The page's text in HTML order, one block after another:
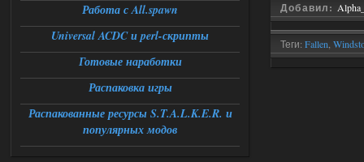
Добавил:
Теги: Fallen
DEDULYA-1967
Поставил на чистый сталкер
вылет [error]Arguments :
msg_box_kicked_by_server:picture
Ответить ➤
Спавнер + Правки + Античит - Dead
City Final
Работа с All.spawn
Universal ACDC и perl-скрипты
Готовые наработки
Распаковка игры
Распакованные ресурсы S.T.A.L.K.E.R. и
популярных модов